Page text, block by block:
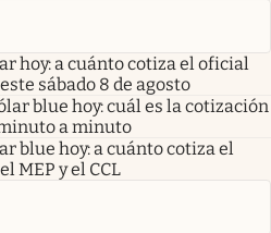
hoy: a cuánto cotiza el oficial
sábado 8 de agosto
blue hoy: cuál es la cotización
a minuto
blue hoy: a cuánto cotiza el
MEP y el CCL